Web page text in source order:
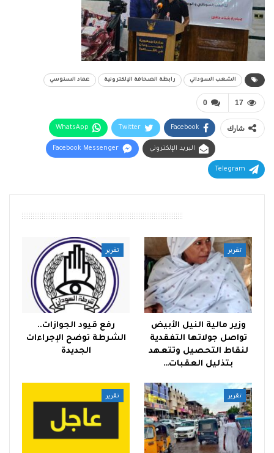
الشعب السوداني رابطة الصحافة الإلكترونية عماد السنوسي
0 17
شارك Facebook
Twitter
WhatsApp
البريد الإلكتروني Facebook Messenger
Telegram
تقرير
وزير مالية النيل الأبيض
تواصل جولاتها التفقدية
لنقاط التحصيل وتتعهد
بتذليل العقبات…
تقرير
رفع قيود الجوازات..
الشرطة توضح الإجراءات
الجديدة
تقرير تقرير